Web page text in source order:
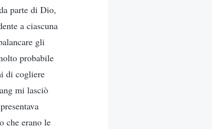
parte di Dio,
a ciascuna
gli
probabile
di cogliere
mi lasciò
che erano le